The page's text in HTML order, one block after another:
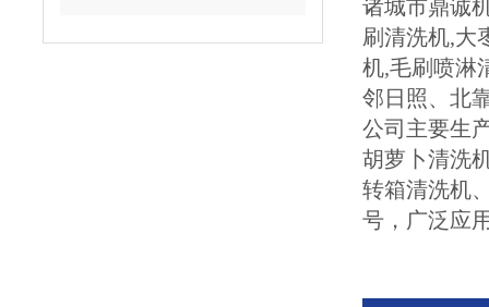
诸城市鼎诚
刷清洗机,大
机,毛刷喷淋
邻日照、北
公司主要生
胡萝卜清洗
转箱清洗机
号，广泛应